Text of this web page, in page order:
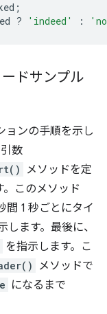
;
? 'indeed' :
ドサンプル
ョンの手順を示し
引数
メソッドを定
。このメソッド
間 1 秒ごとにタイ
します。最後に、
を指示します。こ
メソッドで
になるまで